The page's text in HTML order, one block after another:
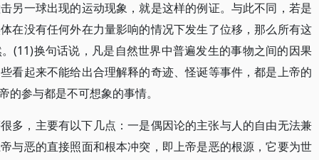
另一球出现的运动现象，就是这样的例证。与此不同，若是
在没有任何外在力量影响的情况下发生了位移，那么所有这
(11)换句话说，凡是自然世界中普遍发生的事物之间的因果
看起来不能给出合理解释的奇迹、怪诞等事件，都是上帝的
参与都是不可想象的事情。
多，主要有以下几点：一是偶因论的主张与人的自由无法兼
与恶的直接照面和根本冲突，即上帝是恶的根源，它要为世